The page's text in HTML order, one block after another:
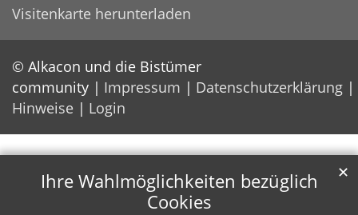
Visitenkarte herunterladen
© Alkacon und die Bistümer
community
Impressum
Datenschutzerklärung
Hinweise
Login
Ihre Wahlmöglichkeiten bezüglich
Cookies
✕